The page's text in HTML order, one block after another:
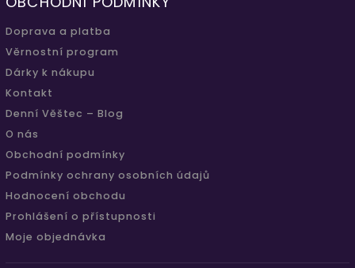
Doprava a platba
Věrnostní program
Dárky k nákupu
Kontakt
Denní Věštec – Blog
O nás
Obchodní podmínky
Podmínky ochrany osobních údajů
Hodnocení obchodu
Prohlášení o přístupnosti
Moje objednávka